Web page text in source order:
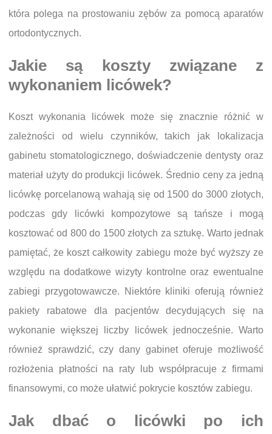
która polega na prostowaniu zębów za pomocą aparatów
ortodontycznych.
Jakie są koszty związane z
wykonaniem licówek?
Koszt wykonania licówek może się znacznie różnić w
zależności od wielu czynników, takich jak lokalizacja
gabinetu stomatologicznego, doświadczenie dentysty oraz
materiał użyty do produkcji licówek. Średnio ceny za jedną
licówkę porcelanową wahają się od 1500 do 3000 złotych,
podczas gdy licówki kompozytowe są tańsze i mogą
kosztować od 800 do 1500 złotych za sztukę. Warto jednak
pamiętać, że koszt całkowity zabiegu może być wyższy ze
względu na dodatkowe wizyty kontrolne oraz ewentualne
zabiegi przygotowawcze. Niektóre kliniki oferują również
pakiety rabatowe dla pacjentów decydujących się na
wykonanie większej liczby licówek jednocześnie. Warto
również sprawdzić, czy dany gabinet oferuje możliwość
rozłożenia płatności na raty lub współpracuje z firmami
finansowymi, co może ułatwić pokrycie kosztów zabiegu.
Jak dbać o licówki po ich